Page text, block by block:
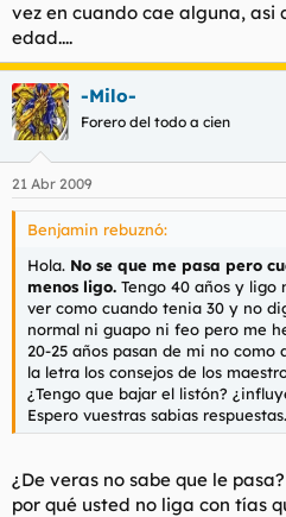
vez en cuando cae alguna, asi
edad....
-Milo-
Forero del todo a cien
21 Abr 2009
Benjamin rebuznó:
Hola. No se que me pasa pero
menos ligo. Tengo 40 años y ligo
ver como cuando tenia 30 y no
normal ni guapo ni feo pero me
20-25 años pasan de mi no como
la letra los consejos de los
¿Tengo que bajar el listón?
Espero vuestras sabias respuestas.
¿De veras no sabe que le
por qué usted no liga con tías